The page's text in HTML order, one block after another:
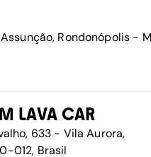
Rondonópolis -
LAVA CAR
633 - Vila Aurora,
012, Brasil